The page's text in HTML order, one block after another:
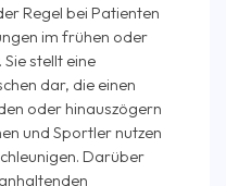
Regel bei Patienten
im frühen oder
stellt eine
dar, die einen
oder hinauszögern
und Sportler nutzen
Darüber